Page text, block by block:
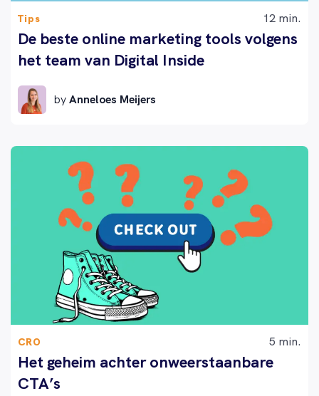
Tips 12 min.
De beste online marketing tools volgens
het team van Digital Inside
byAnneloes Meijers
CRO 5 min.
Het geheim achter onweerstaanbare
CTA’s